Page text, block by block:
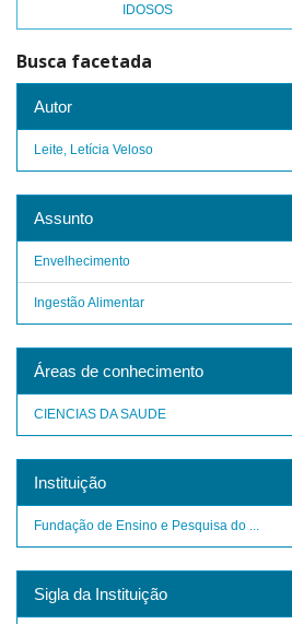
IDOSOS
Busca facetada
Autor
Leite, Letícia Veloso
Assunto
Envelhecimento
Ingestão Alimentar
Áreas de conhecimento
CIENCIAS DA SAUDE
Instituição
Fundação de Ensino e Pesquisa do ...
Sigla da Instituição